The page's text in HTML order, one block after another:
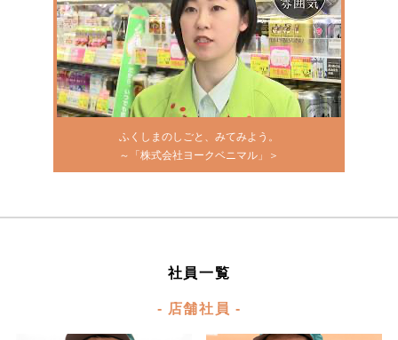
ふくしまのしごと、みてみよう。
～「株式会社ヨークベニマル」＞
社員一覧
- 店舗社員 -